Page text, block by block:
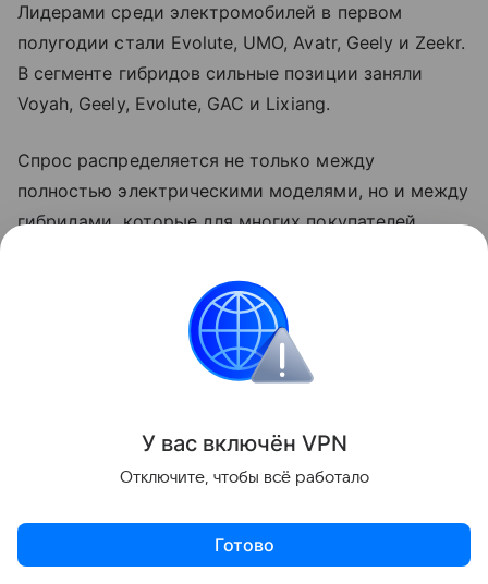
Лидерами среди электромобилей в первом
полугодии стали Evolute, UMO, Avatr, Geely и Zeekr.
В сегменте гибридов сильные позиции заняли
Voyah, Geely, Evolute, GAC и Lixiang.
Спрос распределяется не только между
полностью электрическими моделями, но и между
гибридами, которые для многих покупателей
Гибриды могут быть особенно привлекательны для
тех, кто не готов полностью переходить на
зависимость от топлива
в городе, но при этом
дальних поездок без постоянного поиска зарядки.
На фоне проблем с бензином такой компромисс
У вас включён VPN
Отключите, чтобы всё работало
Готово